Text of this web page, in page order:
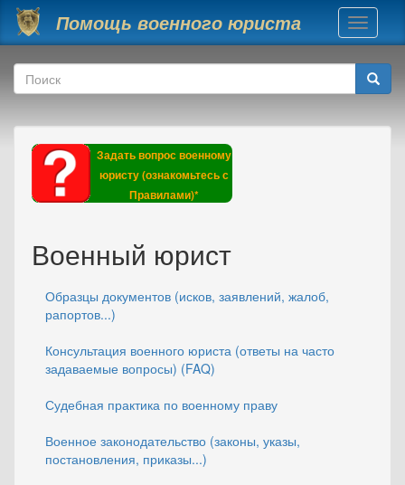
Перейти к основному содержанию
Помощь военного юриста
Toggle
Форма поиска
Поиск
Задать вопрос военному
юристу (ознакомьтесь с
Правилами)*
Военный юрист
Образцы документов (исков, заявлений, жалоб,
рапортов...)
Консультация военного юриста (ответы на часто
задаваемые вопросы) (FAQ)
Судебная практика по военному праву
Военное законодательство (законы, указы,
постановления, приказы...)